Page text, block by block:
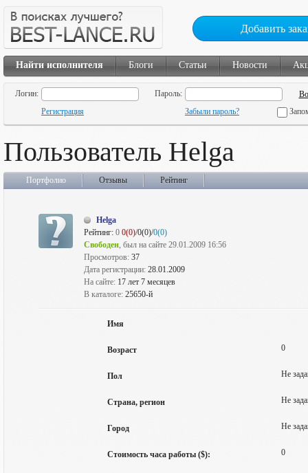
Добавить
Найти исполнителя Блоги Статьи Новости
Логин:
Пароль:
Регистрация
Забыли пароль?
Пользователь Helga
Портфолио Отзывы Рейтинг
Helga
Рейтинг: 0 0(0)/0(0)/0(0)
Свободен, был на сайте 29.01.2009 16:56
Просмотров: 37
Дата регистрации: 28.01.2009
На сайте: 17 лет 7 месяцев
В каталоге: 25650-й
Имя
Возраст 0
Пол Не
Страна, регион Не
Город Не
Стоимость часа работы ($): 0